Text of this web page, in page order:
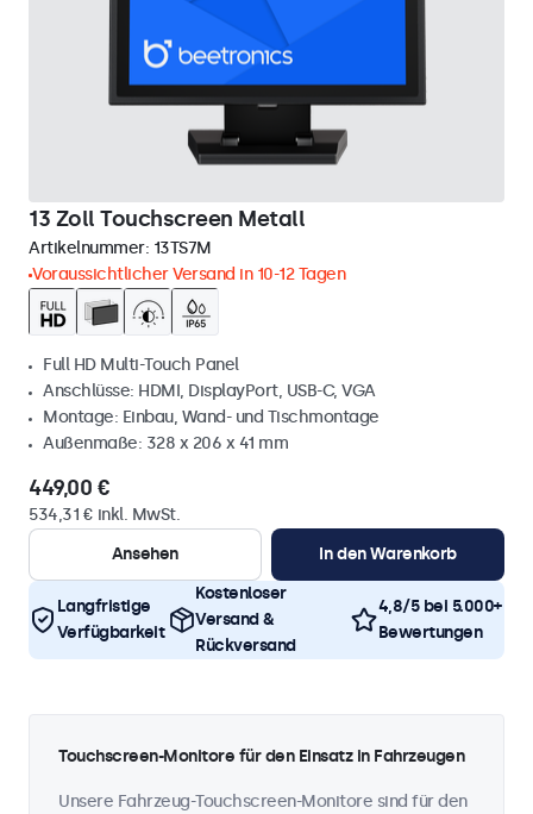
13 Zoll Touchscreen Metall
Artikelnummer: 13TS7M
Voraussichtlicher Versand in 10-12 Tagen
Full HD Multi-Touch Panel
Anschlüsse: HDMI, DisplayPort, USB-C, VGA
Montage: Einbau, Wand- und Tischmontage
Außenmaße: 328 x 206 x 41 mm
449,00 €
534,31 € inkl. MwSt.
Ansehen
In den Warenkorb
Langfristige
Verfügbarkeit
Kostenloser
Versand &
Rückversand
4,8/5 bei 5.000+
Bewertungen
Touchscreen-Monitore für den Einsatz in Fahrzeugen
Unsere Fahrzeug-Touchscreen-Monitore sind für den